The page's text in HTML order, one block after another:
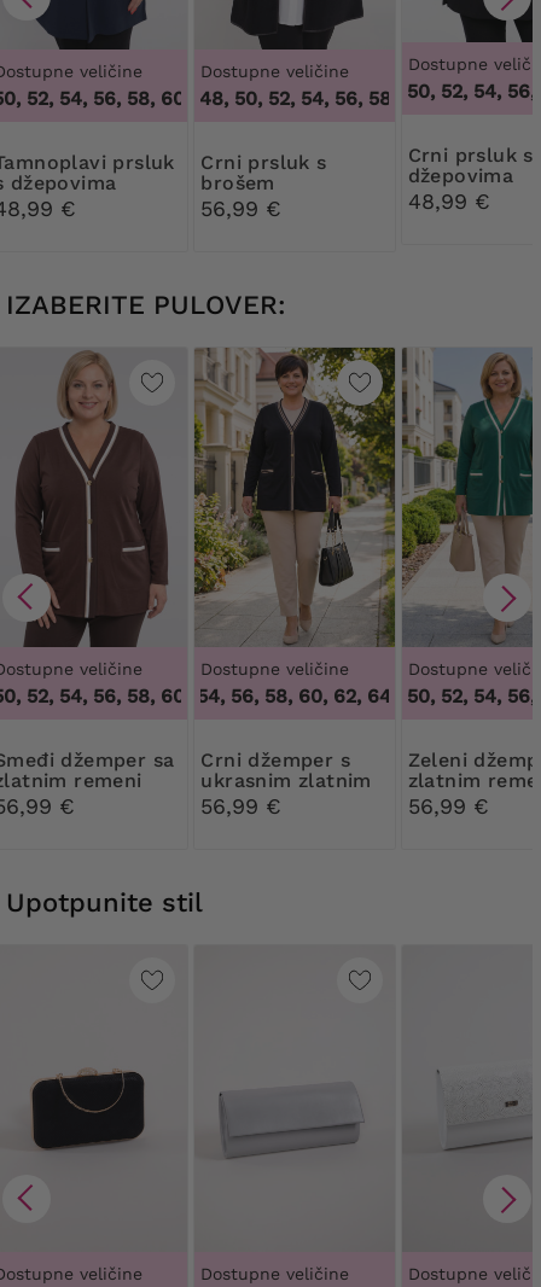
veličine
52, 54, 56, 58, 60, 62, 64,48, 50, 52, 54, 56, 58, 60, 62,
džepovima
€
Dostupne veličine
46, 48, 50, 52, 54, 56, 58, 60, 62, 64,46,
Crni prsluk s
brošem
56,99 €
Dostupne
48, 50, 52, 54, 56,
Crni prsluk s
džepovima
48,99 €
IZABERITE PULOVER:
veličine
52, 54, 56, 58, 60, 62, 64,48, 50, 52, 54, 56, 58, 60, 62,
sa
remeni
€
Dostupne veličine
52, 54, 56, 58, 60, 62, 64,52, 54, 56, 58,
Crni džemper s
ukrasnim zlatnim
remeni
56,99 €
Dostupne
48, 50, 52, 54, 56,
Zeleni džemper sa
zlatnim
56,99 €
Upotpunite stil
veličine Dostupne veličine Dostupne